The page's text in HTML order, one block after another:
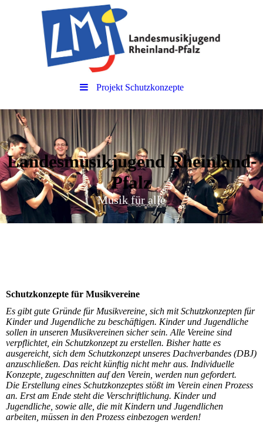
Projekt Schutzkonzepte
Landesmusikjugend Rheinland-
Pfalz
Musik für alle
Schutzkonzepte für Musikvereine
Es gibt gute Gründe für Musikvereine, sich mit Schutzkonzepten für
Kinder und Jugendliche zu beschäftigen. Kinder und Jugendliche
sollen in unseren Musikvereinen sicher sein. Alle Vereine sind
verpflichtet, ein Schutzkonzept zu erstellen. Bisher hatte es
ausgereicht, sich dem Schutzkonzept unseres Dachverbandes (DBJ)
anzuschließen. Das reicht künftig nicht mehr aus. Individuelle
Konzepte, zugeschnitten auf den Verein, werden nun gefordert.
Die Erstellung eines Schutzkonzeptes stößt im Verein einen Prozess
an. Erst am Ende steht die Verschriftlichung. Kinder und
Jugendliche, sowie alle, die mit Kindern und Jugendlichen
arbeiten, müssen in den Prozess einbezogen werden!